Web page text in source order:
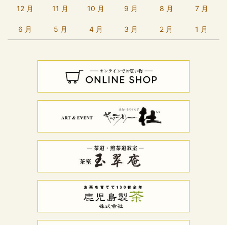
12 月 11 月 10 月 9 月 8 月 7 月
6 月 5 月 4 月 3 月 2 月 1 月